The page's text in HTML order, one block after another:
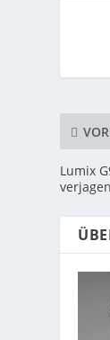
Lumix
verjagen